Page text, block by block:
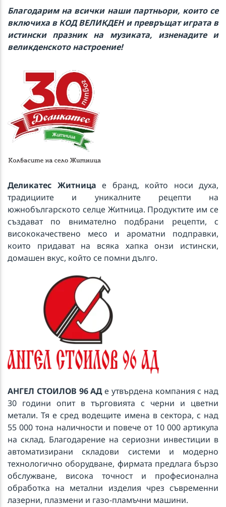
Благодарим на всички наши партньори, които се
включиха в КОД ВЕЛИКДЕН и превръщат играта в
истински празник на музиката, изненадите и
великденското настроение!
Деликатес Житница е бранд, който носи духа,
традициите и уникалните рецепти на
южнобългарското селце Житница. Продуктите им се
създават по внимателно подбрани рецепти, с
висококачествено месо и ароматни подправки,
които придават на всяка хапка онзи истински,
домашен вкус, който се помни дълго.
АНГЕЛ СТОИЛОВ 96 АДе утвърдена компания с над
30 години опит в търговията с черни и цветни
метали. Тя е сред водещите имена в сектора, с над
55 000 тона наличности и повече от 10 000 артикула
на склад. Благодарение на сериозни инвестиции в
автоматизирани складови системи и модерно
технологично оборудване, фирмата предлага бързо
обслужване, висока точност и професионална
обработка на метални изделия чрез съвременни
лазерни, плазмени и газо-пламъчни машини.